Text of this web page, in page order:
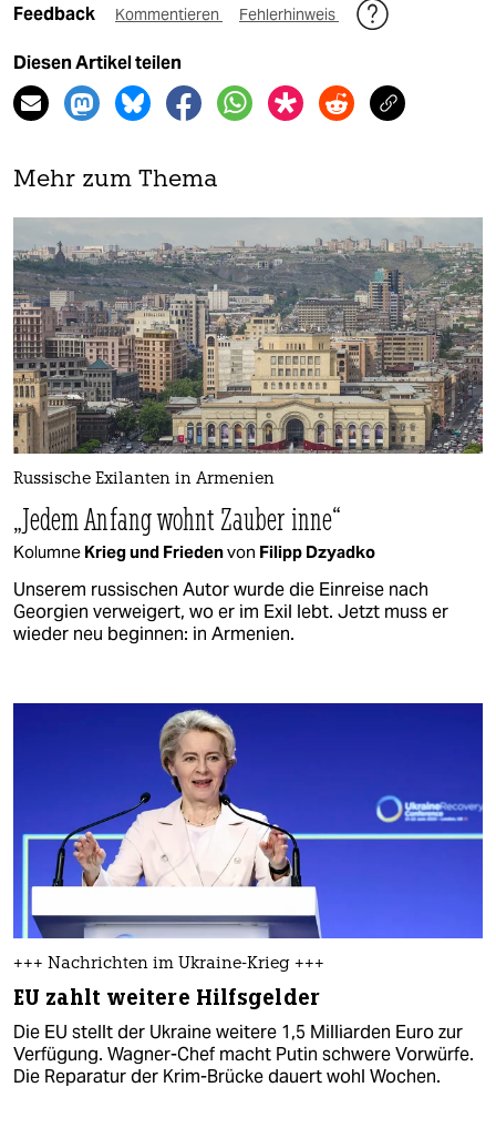
Feedback Kommentieren Fehlerhinweis
Diesen Artikel teilen
Mehr zum Thema
Russische Exilanten in Armenien
„Jedem Anfang wohnt Zauber inne“
Kolumne Krieg und Friedenvon Filipp Dzyadko
Unserem russischen Autor wurde die Einreise nach
Georgien verweigert, wo er im Exil lebt. Jetzt muss er
wieder neu beginnen: in Armenien.
+++ Nachrichten im Ukraine-Krieg +++
EU zahlt weitere Hilfsgelder
Die EU stellt der Ukraine weitere 1,5 Milliarden Euro zur
Verfügung. Wagner-Chef macht Putin schwere Vorwürfe.
Die Reparatur der Krim-Brücke dauert wohl Wochen.